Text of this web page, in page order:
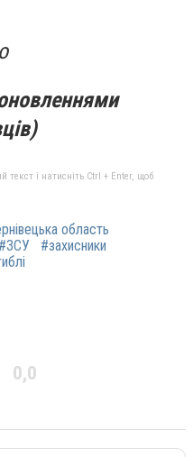
текст і натисніть Ctrl + Enter, щоб
область
#ЗСУ
#захисники
0,0